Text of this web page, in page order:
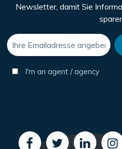
Newsletter, damit Sie
I'm an agent / agency